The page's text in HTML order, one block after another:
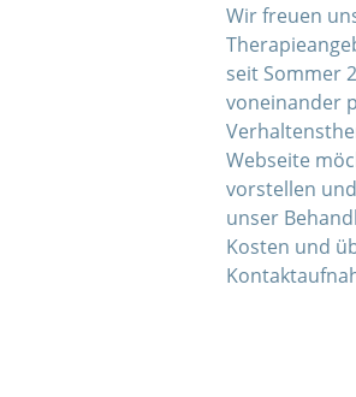
Wir freuen
seit Sommer
voneinander
Webseite
vorstellen
unser
Kosten und